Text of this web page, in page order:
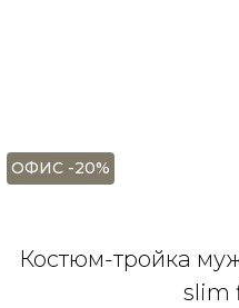
ОФИС -20%
Костюм-тройка
slim